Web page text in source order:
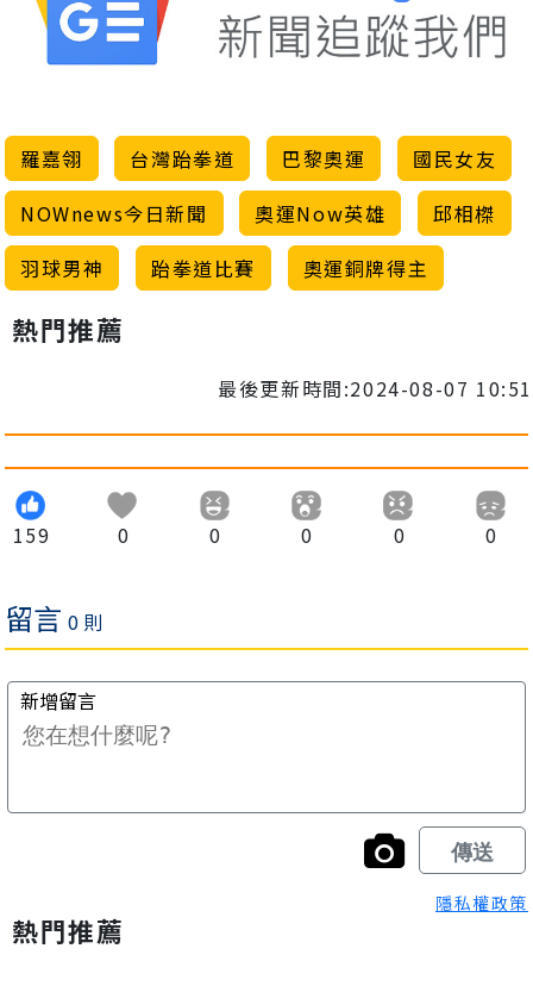
羅嘉翎 台灣跆拳道 巴黎奧運
國民女友
NOWnews今日新聞
奧運Now英雄
邱相榤
羽球男神
跆拳道比賽 奧運銅牌得主
熱門推薦
最後更新時間:2024-08-07 10:51
159 0 0 0 0 0
隱私權政策
熱門推薦